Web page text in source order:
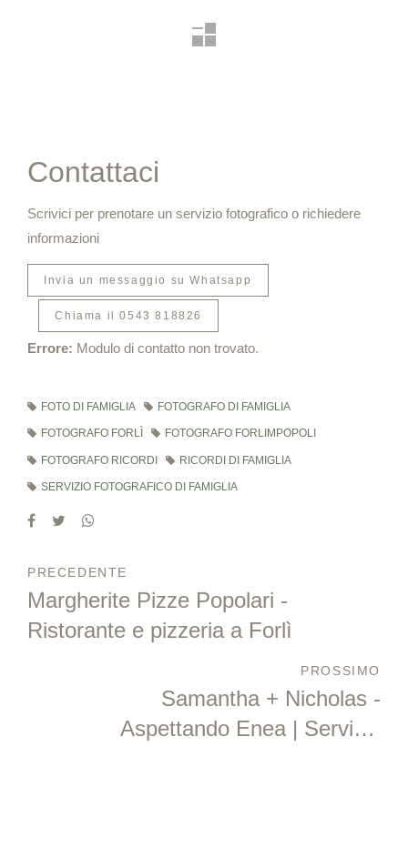
Contattaci
Scrivici per prenotare un servizio fotografico o richiedere
informazioni
Invia un messaggio su Whatsapp
Chiama il 0543 818826
Errore: Modulo di contatto non trovato.
FOTO DI FAMIGLIA FOTOGRAFO DI FAMIGLIA
FOTOGRAFO FORLÌ FOTOGRAFO FORLIMPOPOLI
FOTOGRAFO RICORDI RICORDI DI FAMIGLIA
SERVIZIO FOTOGRAFICO DI FAMIGLIA
PRECEDENTE
Margherite Pizze Popolari -
Ristorante e pizzeria a Forlì
PROSSIMO
Samantha + Nicholas -
Aspettando Enea | Servizio